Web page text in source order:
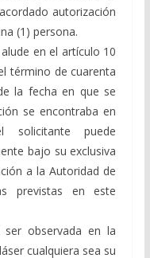
autorización
(1) persona.
en el artículo 10
término de cuarenta
la fecha en que se
se encontraba en
solicitante puede
bajo su exclusiva
a la Autoridad de
previstas en este
observada en la
cualquiera sea su